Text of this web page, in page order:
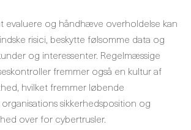
evaluere og håndhæve overholdelse kan
risici, beskytte følsomme data og
og interessenter. Regelmæssige
fremmer også en kultur af
hvilket fremmer løbende
sikkerhedsposition og
over for cybertrusler.